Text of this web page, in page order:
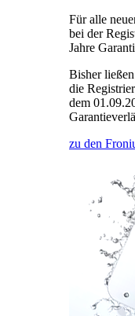
Für alle
bei der
Jahre
Bisher
die
dem
zu den